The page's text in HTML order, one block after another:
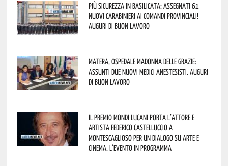
Più sicurezza in Basilicata: assegnati 61
nuovi Carabinieri ai Comandi provinciali!
Auguri di buon lavoro
Matera, Ospedale Madonna delle Grazie:
assunti due nuovi medici anestesisti. Auguri
di buon lavoro
Il Premio Mondi Lucani porta l’attore e
artista Federico Castelluccio a
Montescaglioso per un dialogo su arte e
cinema. L’evento in programma